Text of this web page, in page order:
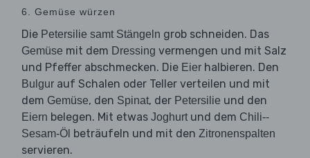
6. Gemüse würzen
Die Petersilie samt Stängeln grob schneiden. Das
Gemüse mit dem Dressing vermengen und mit Salz
und Pfeffer abschmecken. Die Eier halbieren. Den
Bulgur auf Schalen oder Teller verteilen und mit
dem Gemüse, den Spinat, der Petersilie und den
Eiern belegen. Mit etwas Joghurtund dem Chili--
Sesam-Öl beträufeln und mit den Zitronenspalten
servieren.